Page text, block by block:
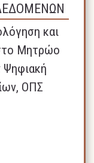
και
Μητρώο
Ψηφιακή
ΟΠΣ